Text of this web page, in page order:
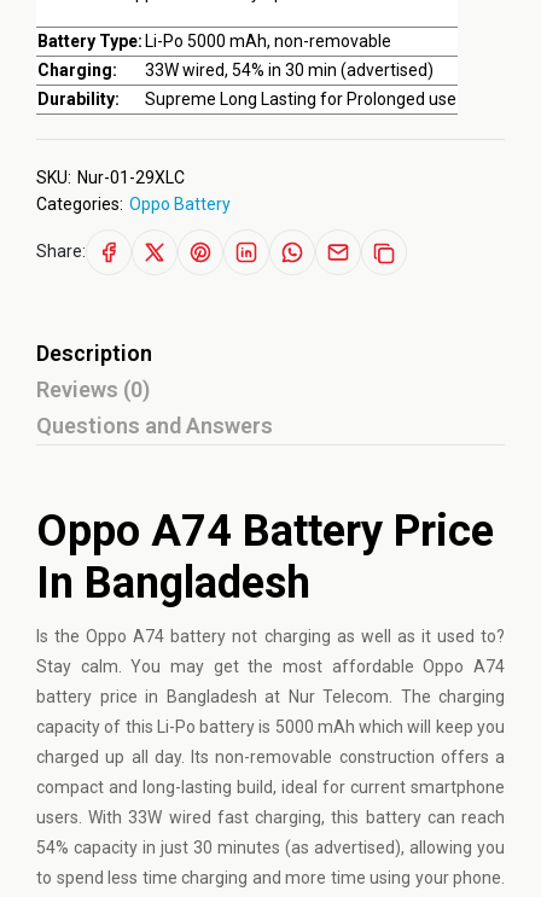
Battery Type: Li-Po 5000 mAh, non-removable
Charging:
33W wired, 54% in 30 min (advertised)
Durability:
Supreme Long Lasting for Prolonged use
SKU: Nur-01-29XLC
Categories: Oppo Battery
Share:
Description
Reviews (0)
Questions and Answers
Oppo A74 Battery Price
In Bangladesh
Is the Oppo A74 battery not charging as well as it used to?
Stay calm. You may get the most affordable Oppo A74
battery price in Bangladesh at Nur Telecom. The charging
capacity of this Li-Po battery is 5000 mAh which will keep you
charged up all day. Its non-removable construction offers a
compact and long-lasting build, ideal for current smartphone
users. With 33W wired fast charging, this battery can reach
54% capacity in just 30 minutes (as advertised), allowing you
to spend less time charging and more time using your phone.